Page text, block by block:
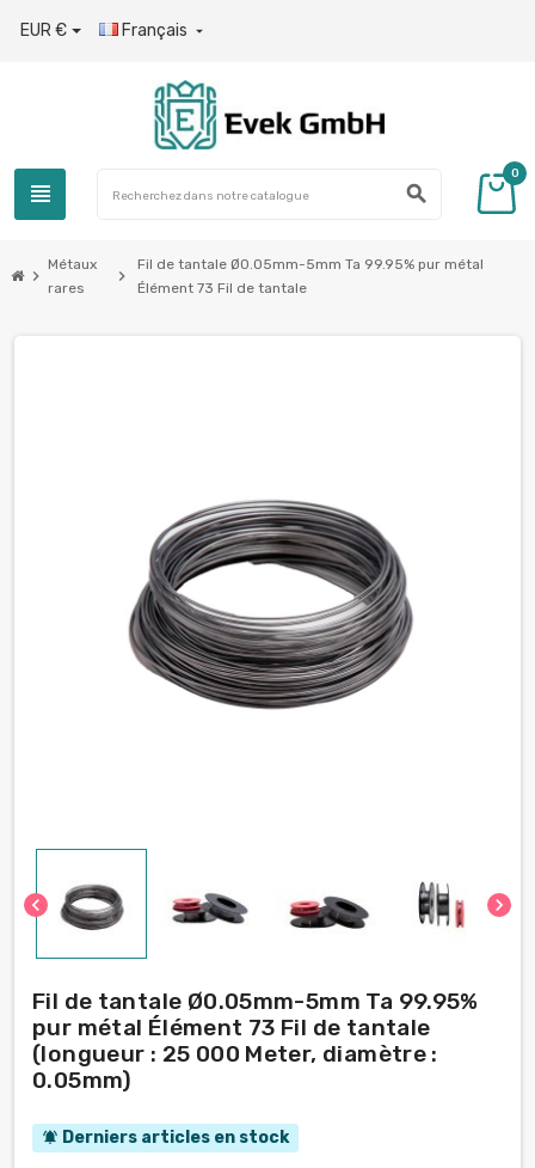
EUR € Français 
view_headline search
0
chevron_right
Métaux
rares
chevron_right
Fil de tantale Ø0.05mm-5mm Ta 99.95% pur métal
Élément 73 Fil de tantale
chevron_left chevron_right
Fil de tantale Ø0.05mm-5mm Ta 99.95%
pur métal Élément 73 Fil de tantale
(longueur : 25 000 Meter, diamètre :
0.05mm)
notifications_active Derniers articles en stock